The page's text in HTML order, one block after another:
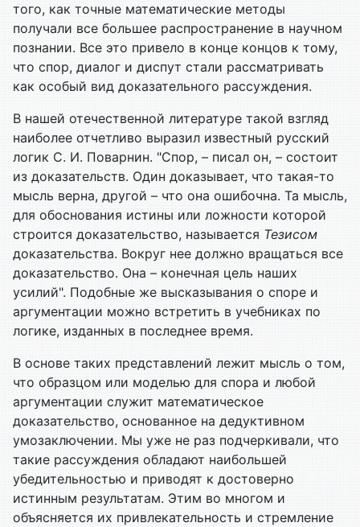
того, как точные математические методы
получали все большее распространение в научном
познании. Все это привело в конце концов к тому,
что спор, диалог и диспут стали рассматривать
как особый вид доказательного рассуждения.
В нашей отечественной литературе такой взгляд
наиболее отчетливо выразил известный русский
логик С. И. Поварнин. "Спор, – писал он, – состоит
из доказательств. Один доказывает, что такая-то
мысль верна, другой – что она ошибочна. Та мысль,
для обоснования истины или ложности которой
строится доказательство, называется Тезисом
доказательства. Вокруг нее должно вращаться все
доказательство. Она – конечная цель наших
усилий". Подобные же высказывания о споре и
аргументации можно встретить в учебниках по
логике, изданных в последнее время.
В основе таких представлений лежит мысль о том,
что образцом или моделью для спора и любой
аргументации служит математическое
доказательство, основанное на дедуктивном
умозаключении. Мы уже не раз подчеркивали, что
такие рассуждения обладают наибольшей
убедительностью и приводят к достоверно
истинным результатам. Этим во многом и
объясняется их привлекательность и стремление